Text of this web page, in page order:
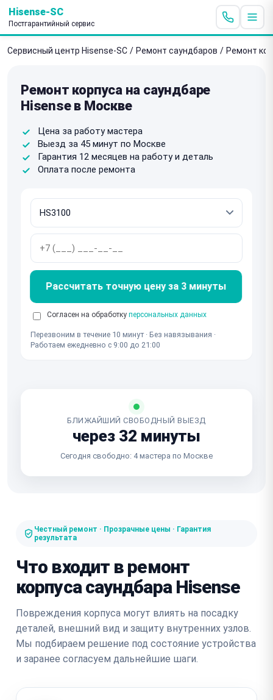
Hisense-SC
Постгарантийный сервис
Сервисный центр Hisense-SC / Ремонт саундбаров / Ремонт
Ремонт корпуса на саундбаре
Hisense в Москве
Цена за работу мастера
Выезд за 45 минут по Москве
Гарантия 12 месяцев на работу и деталь
Оплата после ремонта
Рассчитать точную цену за 3 минуты
Согласен на обработку персональных данных
Перезвоним в течение 10 минут · Без навязывания ·
Работаем ежедневно с 9:00 до 21:00
БЛИЖАЙШИЙ СВОБОДНЫЙ ВЫЕЗД
через 32 минуты
Сегодня свободно: 4 мастера по Москве
Честный ремонт · Прозрачные цены · Гарантия
результата
Что входит в ремонт
корпуса саундбара Hisense
Повреждения корпуса могут влиять на посадку
деталей, внешний вид и защиту внутренних узлов.
Мы подбираем решение под состояние устройства
и заранее согласуем дальнейшие шаги.